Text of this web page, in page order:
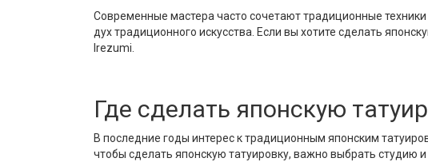
Современные мастера часто сочетают традиционные
дух традиционного искусства. Если вы хотите сделать
Irezumi.
Где сделать японскую
В последние годы интерес к традиционным японским
чтобы сделать японскую татуировку, важно выбрать студию